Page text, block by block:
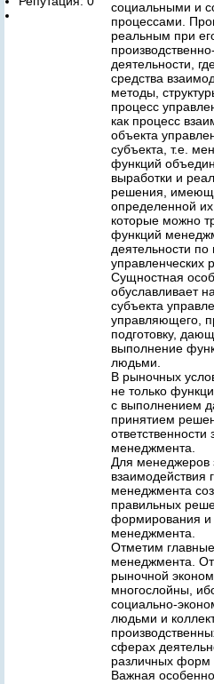
социальными и
процессами.
реальным при
деятельности,
средства
методы,
процесс
как процесс
объекта
субъекта, т.е.
функций
выработки и
решения,
определенной их
которые можно
функций
деятельности
управленческих
Сущностная
обуславливает
субъекта
управляющего,
подготовку,
выполнение
людьми.
В рыночных
не только
с выполнением
принятием
ответственности
менеджмента.
Для менеджеров
взаимодействия
менеджмента
правильных
формирования и
менеджмента.
Отметим
менеджмента.
рыночной
многослойны,
социально-
людьми и
сферах
различных форм
Важная